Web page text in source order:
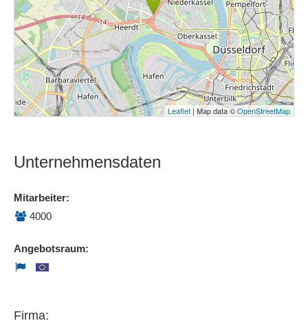
Leaflet| Map data ©OpenStreetMap
Unternehmensdaten
Mitarbeiter:
4000
Angebotsraum:
Firma: